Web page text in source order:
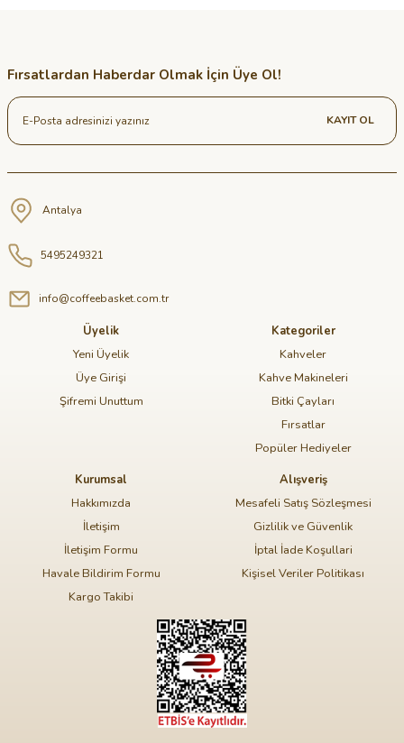
Fırsatlardan Haberdar Olmak İçin Üye Ol!
KAYIT OL
Antalya
5495249321
info@coffeebasket.com.tr
Üyelik
Yeni Üyelik
Üye Girişi
Şifremi Unuttum
Kategoriler
Kahveler
Kahve Makineleri
Bitki Çayları
Fırsatlar
Popüler Hediyeler
Kurumsal
Hakkımızda
İletişim
İletişim Formu
Havale Bildirim Formu
Kargo Takibi
Alışveriş
Mesafeli Satış Sözleşmesi
Gizlilik ve Güvenlik
İptal İade Koşullari
Kişisel Veriler Politikası